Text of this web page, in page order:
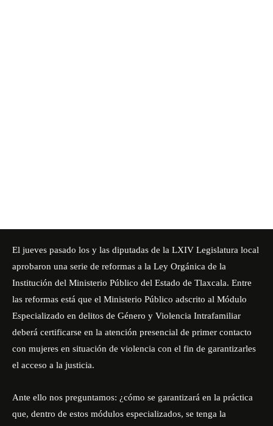
El jueves pasado los y las diputadas de la LXIV Legislatura local
aprobaron una serie de reformas a la Ley Orgánica de la
Institución del Ministerio Público del Estado de Tlaxcala. Entre
las reformas está que el Ministerio Público adscrito al Módulo
Especializado en delitos de Género y Violencia Intrafamiliar
deberá certificarse en la atención presencial de primer contacto
con mujeres en situación de violencia con el fin de garantizarles
el acceso a la justicia.
Ante ello nos preguntamos: ¿cómo se garantizará en la práctica
que, dentro de estos módulos especializados, se tenga la